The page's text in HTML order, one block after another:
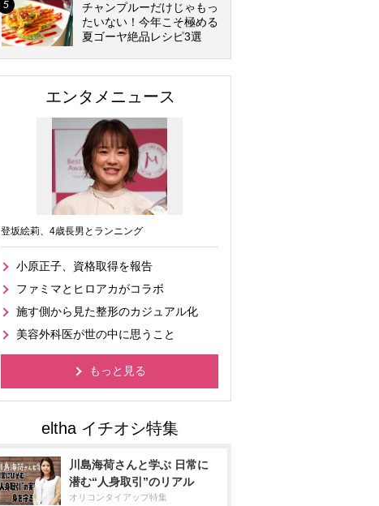
チャンプルーだけじゃもっ
たいない！今年こそ極める
夏ゴーヤ絶品レシピ3選
エンタメニュース
登坂絵莉、4歳長男とランニング
小原正子、資格取得を報告
ファミマとヒロアカがコラボ
施す側から見た整形のカジュアル化
美容外科医が世の中に思うこと
もっと見る
川島海荷さんと学ぶ 日常に
潜む“人身取引”のリアル
オリコンタイアップ特集